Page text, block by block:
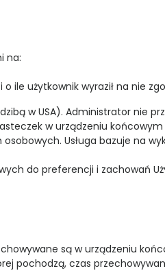
na:
ile użytkownik wyraził na nie
w USA). Administrator nie
w urządzeniu końcowym
Usługa bazuje na
do preferencji i zachowań
są w urządzeniu
pochodzą, czas